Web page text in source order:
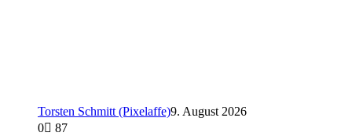
Torsten Schmitt (Pixelaffe)9. August 2026
0
87